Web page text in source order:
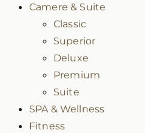
Camere & Suite
Classic
Superior
Deluxe
Premium
Suite
SPA & Wellness
Fitness